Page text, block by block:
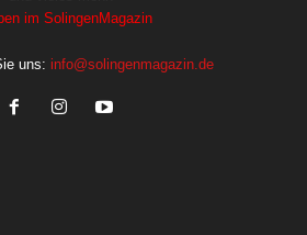
im SolingenMagazin
uns: info@solingenmagazin.de